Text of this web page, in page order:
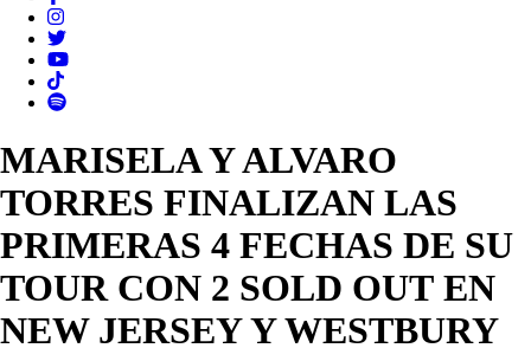
MARISELA Y ALVARO
TORRES FINALIZAN LAS
PRIMERAS 4 FECHAS DE SU
TOUR CON 2 SOLD OUT EN
NEW JERSEY Y WESTBURY